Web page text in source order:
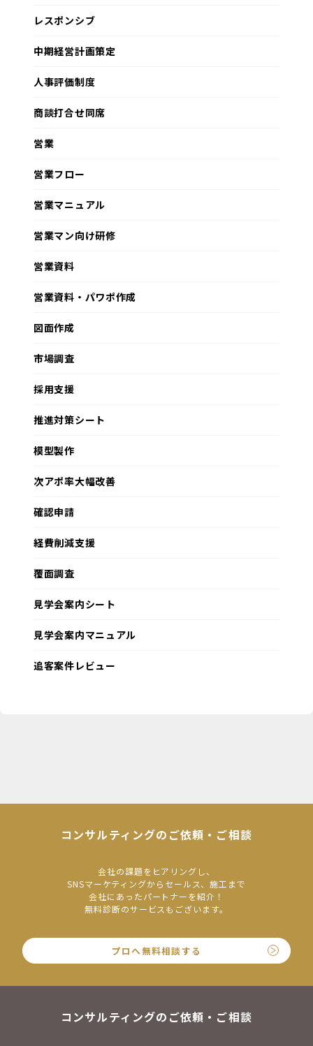
レスポンシブ
中期経営計画策定
人事評価制度
商談打合せ同席
営業
営業フロー
営業マニュアル
営業マン向け研修
営業資料
営業資料・パワポ作成
図面作成
市場調査
採用支援
推進対策シート
模型製作
次アポ率大幅改善
確認申請
経費削減支援
覆面調査
見学会案内シート
見学会案内マニュアル
追客案件レビュー
コンサルティングのご依頼・ご相談
会社の課題をヒアリングし、
SNSマーケティングからセールス、施工まで
会社にあったパートナーを紹介！
無料診断のサービスもございます。
プロへ無料相談する
コンサルティングのご依頼・ご相談